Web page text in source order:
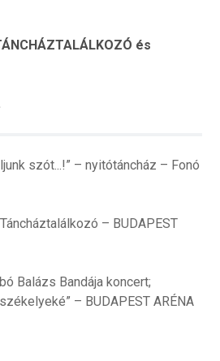
és
szót...!” – nyitótáncház – Fonó
– BUDAPEST
Balázs Bandája koncert;
– BUDAPEST ARÉNA